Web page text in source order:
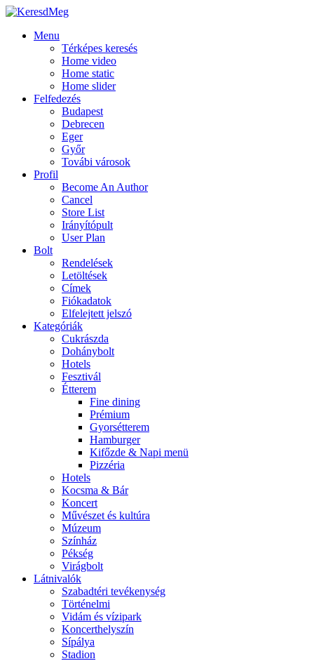
Menu
Térképes keresés
Home video
Home static
Home slider
Felfedezés
Budapest
Debrecen
Eger
Győr
Továbi városok
Profil
Become An Author
Cancel
Store List
Irányítópult
User Plan
Bolt
Rendelések
Letöltések
Címek
Fiókadatok
Elfelejtett jelszó
Kategóriák
Cukrászda
Dohánybolt
Hotels
Fesztivál
Étterem
Fine dining
Prémium
Gyorsétterem
Hamburger
Kifőzde & Napi menü
Pizzéria
Hotels
Kocsma & Bár
Koncert
Művészet és kultúra
Múzeum
Színház
Pékség
Virágbolt
Látnivalók
Szabadtéri tevékenység
Történelmi
Vidám és vízipark
Koncerthelyszín
Sípálya
Stadion